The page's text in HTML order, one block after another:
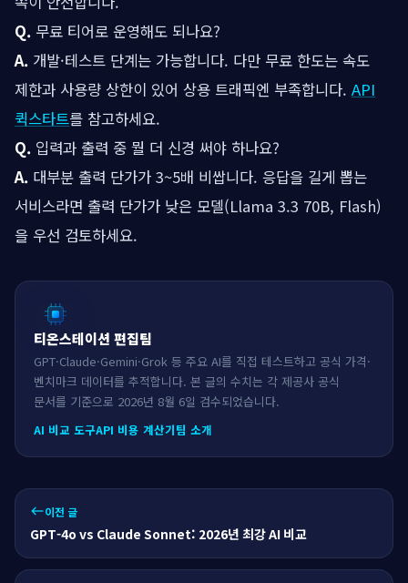
Q. 무료 티어로 운영해도 되나요?
A. 개발·테스트 단계는 가능합니다. 다만 무료 한도는 속도
제한과 사용량 상한이 있어 상용 트래픽엔 부족합니다. API
퀵스타트를 참고하세요.
Q. 입력과 출력 중 뭘 더 신경 써야 하나요?
A. 대부분 출력 단가가 3~5배 비쌉니다. 응답을 길게 뽑는
서비스라면 출력 단가가 낮은 모델(Llama 3.3 70B, Flash)
을 우선 검토하세요.
티온스테이션 편집팀
GPT·Claude·Gemini·Grok 등 주요 AI를 직접 테스트하고 공식 가격·
벤치마크 데이터를 추적합니다. 본 글의 수치는 각 제공사 공식
문서를 기준으로 2026년 8월 6일 검수되었습니다.
AI 비교 도구API 비용 계산기팀 소개
west이전 글
GPT-4o vs Claude Sonnet: 2026년 최강 AI 비교